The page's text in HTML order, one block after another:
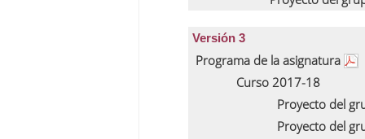
Versión 3
Programa de la asignatura
Curso 2017-18
Proyecto del
Proyecto del